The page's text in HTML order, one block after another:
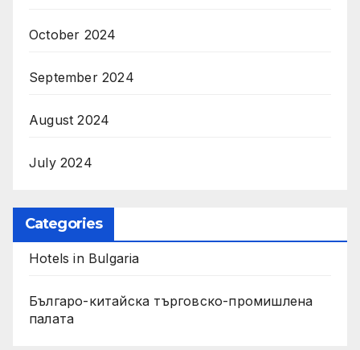
October 2024
September 2024
August 2024
July 2024
Categories
Hotels in Bulgaria
Българо-китайска търговско-промишлена
палата